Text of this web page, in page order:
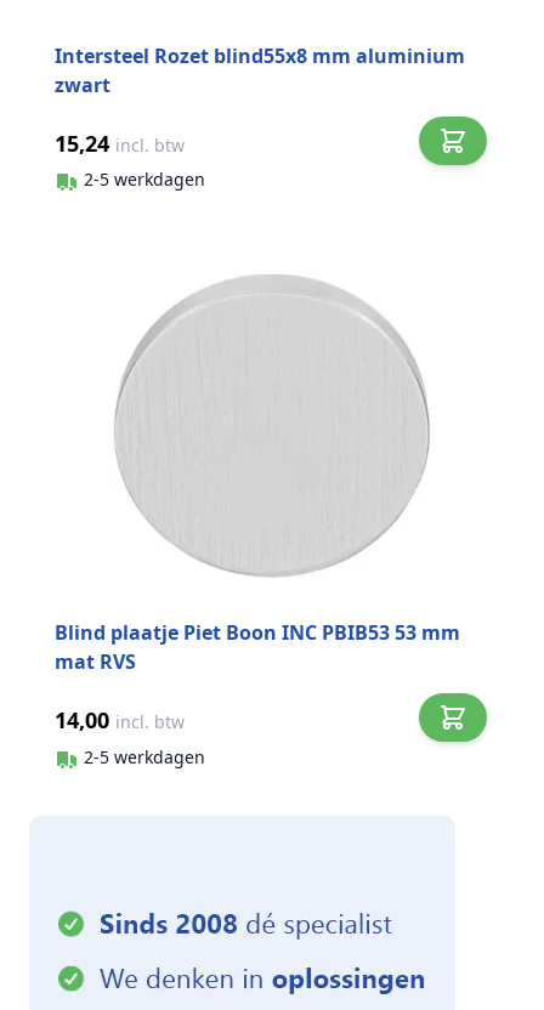
Intersteel Rozet blind55x8 mm aluminium
zwart
15,24 incl. btw
2-5 werkdagen
Blind plaatje Piet Boon INC PBIB53 53 mm
mat RVS
14,00 incl. btw
2-5 werkdagen